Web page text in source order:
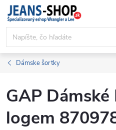
Prejsť
obsah
Dámske šortky
GAP Dámské
logem